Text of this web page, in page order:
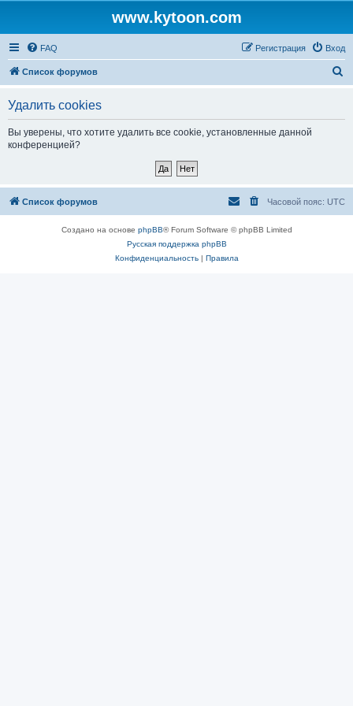
www.kytoon.com
FAQ Вход
Регистрация
Список форумов
Удалить cookies
Вы уверены, что хотите удалить все cookie, установленные данной
конференцией?
Список форумов Часовой пояс: UTC
Создано на основе phpBB® Forum Software © phpBB Limited
Русская поддержка phpBB
Конфиденциальность| Правила